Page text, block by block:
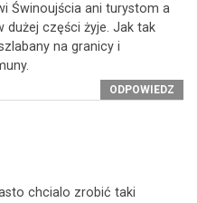
Świnoujścia ani turystom a
części żyje. Jak tak
na granicy i
ODPOWIEDZ
chcialo zrobić taki